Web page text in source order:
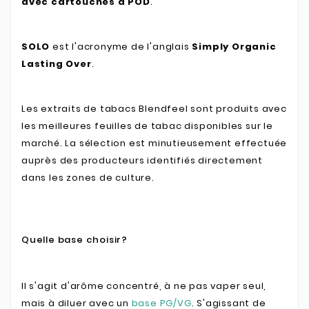
SOLO est l'acronyme de l'anglais Simply Organic
Lasting Over.
Les extraits de tabacs Blendfeel sont produits avec
les meilleures feuilles de tabac disponibles sur le
marché. La sélection est minutieusement effectuée
auprès des producteurs identifiés directement
dans les zones de culture.
Quelle base choisir?
Il s'agit d'arôme concentré, à ne pas vaper seul,
mais à diluer avec un base PG/VG. S'agissant de